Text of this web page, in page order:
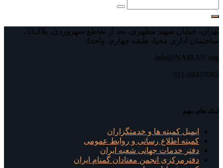
تهران، خیابان شهید مطهری، بعد از تقاطع سهروردی، پلاک53،
ساختمان اداری محیا، طبقه چهارم، واحد4
info@NAIRAN.org
021-88437065
لینک های مهم
ایمیل کمیته ها و خدمتگزاران
کميته اطلاع رسانی و روابط عمومی
دفتر خدمات جهانی شعبه ايران
دفترمرکزی انجمن معتادان گمنام ایران